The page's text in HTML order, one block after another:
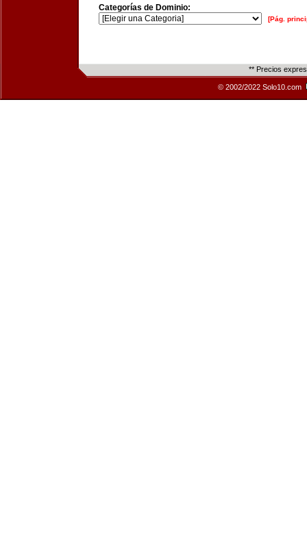
Categorías de Dominio:
[Pág.
** Precios
© 2002/2022 Solo10.com